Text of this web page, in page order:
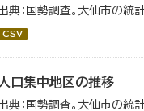
典：国勢調査。大仙市の統
CSV
人口集中地区の推移
典：国勢調査。大仙市の統